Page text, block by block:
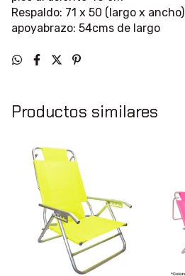
Respaldo: 71 x 50 (largo x ancho)
apoyabrazo: 54cms de largo
Productos similares